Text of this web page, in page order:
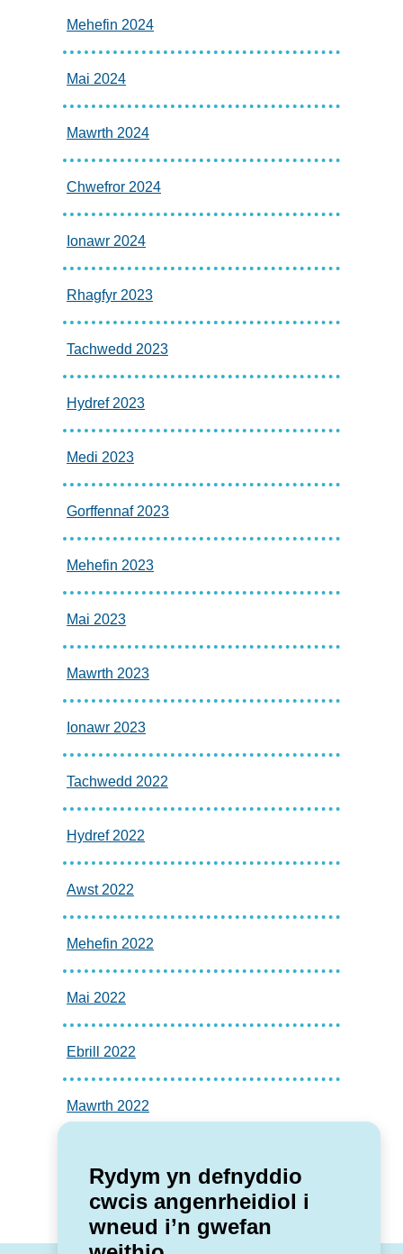
Rydym yn defnyddio
cwcis angenrheidiol i
wneud i’n gwefan
Mehefin 2024
Mai 2024
Mawrth 2024
Chwefror 2024
Ionawr 2024
Rhagfyr 2023
Tachwedd 2023
Hydref 2023
Medi 2023
Gorffennaf 2023
Mehefin 2023
Mai 2023
Mawrth 2023
Ionawr 2023
Tachwedd 2022
Hydref 2022
Awst 2022
Mehefin 2022
Mai 2022
Ebrill 2022
Mawrth 2022